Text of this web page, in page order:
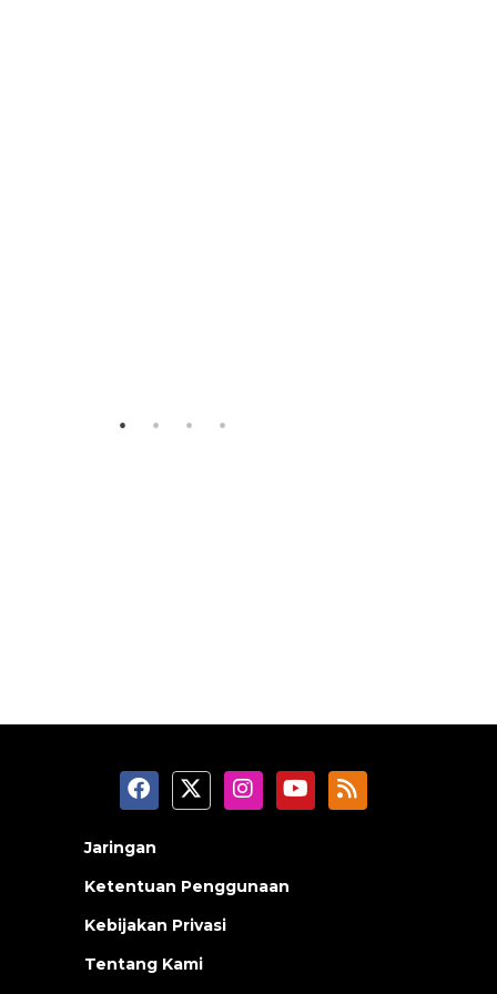
Jaringan
Ketentuan Penggunaan
Kebijakan Privasi
Tentang Kami